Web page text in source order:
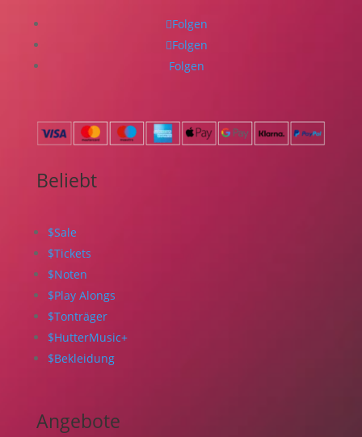
Folgen
Folgen
Folgen
Beliebt
$Sale
$Tickets
$Noten
$Play Alongs
$Tonträger
$HutterMusic+
$Bekleidung
Angebote